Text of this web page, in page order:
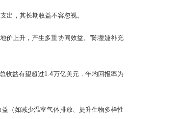
出，其长期收益不容忽视。
价上升，产生多重协同效益。”陈蓥婕补充
收益有望超过1.4万亿美元，年均回报率为
（如减少温室气体排放、提升生物多样性